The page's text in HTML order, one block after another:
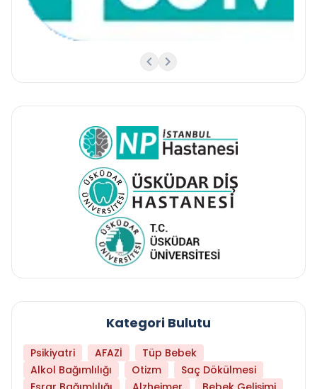
Kategori Bulutu
Psikiyatri AFAZİ
Tüp Bebek
Alkol Bağımlılığı
Otizm
Saç Dökülmesi